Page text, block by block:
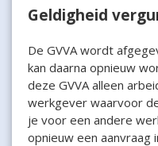
Geldigheid
De GVVA wordt
kan daarna opnieuw
deze GVVA alleen
werkgever waarvoor
je voor een andere
opnieuw een aanvraag